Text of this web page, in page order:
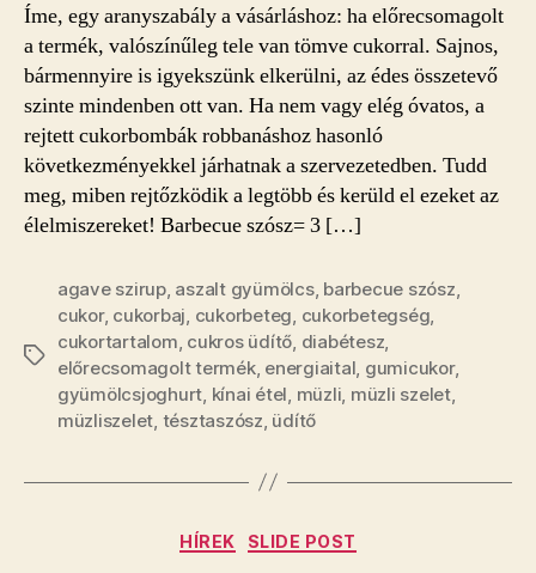
tőlük!
bejegyzéshez
Íme, egy aranyszabály a vásárláshoz: ha előrecsomagolt
a termék, valószínűleg tele van tömve cukorral. Sajnos,
bármennyire is igyekszünk elkerülni, az édes összetevő
szinte mindenben ott van. Ha nem vagy elég óvatos, a
rejtett cukorbombák robbanáshoz hasonló
következményekkel járhatnak a szervezetedben. Tudd
meg, miben rejtőzködik a legtöbb és kerüld el ezeket az
élelmiszereket! Barbecue szósz= 3 […]
Címkék
agave szirup, aszalt gyümölcs, barbecue szósz
cukor, cukorbaj cukorbeteg cukorbetegség
cukortartalom cukros üdítő diabétesz
előrecsomagolt termék, energiaital gumicukor,
gyümölcsjoghurt kínai étel müzli müzli szelet,
müzliszelet tésztaszósz üdítő
Kategóriák
HÍREK SLIDE POST